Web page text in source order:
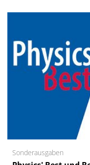
Sonderausgaben